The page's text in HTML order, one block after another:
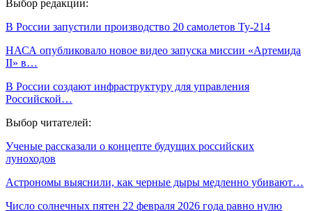
Выбор редакции:
В России запустили производство 20 самолетов Ту-214
НАСА опубликовало новое видео запуска миссии «Артемида
II» в…
В России создают инфраструктуру для управления
Российской…
Выбор читателей:
Ученые рассказали о концепте будущих российских
луноходов
Астрономы выяснили, как черные дыры медленно убивают…
Число солнечных пятен 22 февраля 2026 года равно нулю